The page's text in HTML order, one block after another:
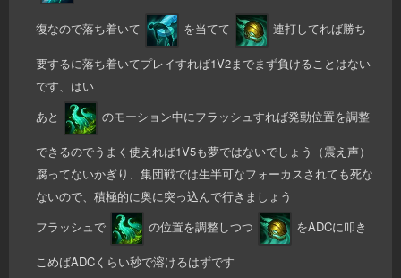
復なので落ち着いて を当てて 連打してれば勝ち
要するに落ち着いてプレイすれば1V2までまず負けることはない
です、はい
あと
のモーション中にフラッシュすれば発動位置を調整
できるのでうまく使えれば1V5も夢ではないでしょう（震え声）
腐ってないかぎり、集団戦では生半可なフォーカスされても死な
ないので、積極的に奥に突っ込んで行きましょう
フラッシュで
の位置を調整しつつ をADCに叩き
こめばADCくらい秒で溶けるはずです